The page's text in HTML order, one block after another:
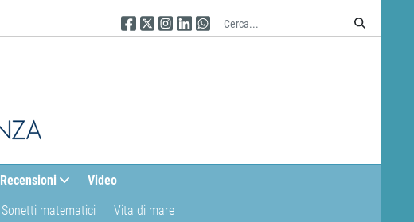
Seguici su Facebook
Seguici su Twitter
Seguici su Instagram
Seguici su Linkedin
Seguici su WhatsApp
Recensioni Video
Sonetti matematici Vita di mare